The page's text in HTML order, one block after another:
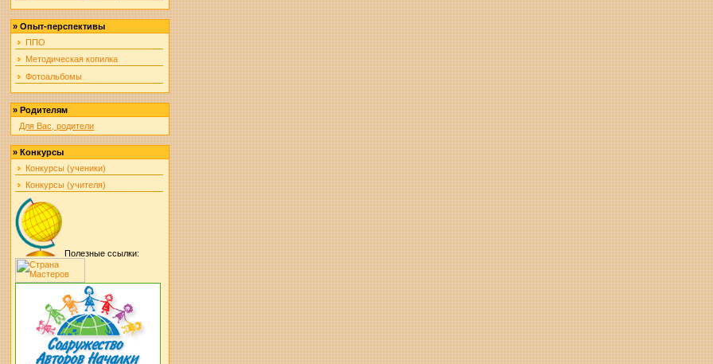
»Опыт-перспективы
ППО
Методическая копилка
Фотоальбомы
»Родителям
Для Вас, родители
»Конкурсы
Конкурсы (ученики)
Конкурсы (учителя)
Полезные ссылки: